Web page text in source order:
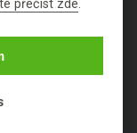
přečíst zde.